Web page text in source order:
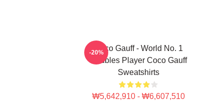
Coco Gauff - World No. 1
Doubles Player Coco Gauff
Sweatshirts
₩5,642,910 - ₩6,607,510
-20%